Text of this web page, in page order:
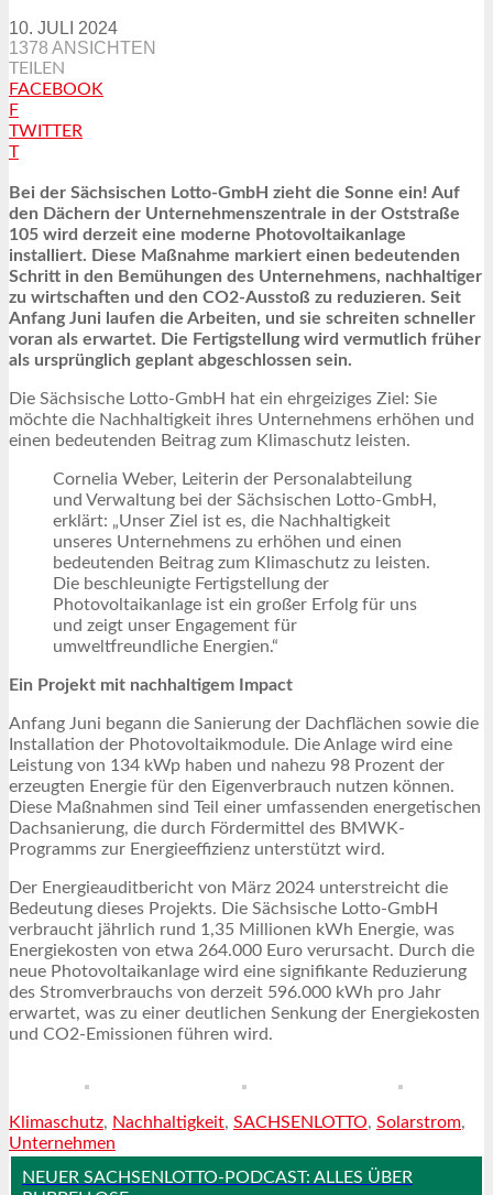
10. JULI 2024
1378 ANSICHTEN
TEILEN
FACEBOOK
F
TWITTER
T
Bei der Sächsischen Lotto-GmbH zieht die Sonne ein! Auf
den Dächern der Unternehmenszentrale in der Oststraße
105 wird derzeit eine moderne Photovoltaikanlage
installiert. Diese Maßnahme markiert einen bedeutenden
Schritt in den Bemühungen des Unternehmens, nachhaltiger
zu wirtschaften und den CO2-Ausstoß zu reduzieren. Seit
Anfang Juni laufen die Arbeiten, und sie schreiten schneller
voran als erwartet. Die Fertigstellung wird vermutlich früher
als ursprünglich geplant abgeschlossen sein.
Die Sächsische Lotto-GmbH hat ein ehrgeiziges Ziel: Sie
möchte die Nachhaltigkeit ihres Unternehmens erhöhen und
einen bedeutenden Beitrag zum Klimaschutz leisten.
Cornelia Weber, Leiterin der Personalabteilung
und Verwaltung bei der Sächsischen Lotto-GmbH,
erklärt: „Unser Ziel ist es, die Nachhaltigkeit
unseres Unternehmens zu erhöhen und einen
bedeutenden Beitrag zum Klimaschutz zu leisten.
Die beschleunigte Fertigstellung der
Photovoltaikanlage ist ein großer Erfolg für uns
und zeigt unser Engagement für
umweltfreundliche Energien.“
Ein Projekt mit nachhaltigem Impact
Anfang Juni begann die Sanierung der Dachflächen sowie die
Installation der Photovoltaikmodule. Die Anlage wird eine
Leistung von 134 kWp haben und nahezu 98 Prozent der
erzeugten Energie für den Eigenverbrauch nutzen können.
Diese Maßnahmen sind Teil einer umfassenden energetischen
Dachsanierung, die durch Fördermittel des BMWK-
Programms zur Energieeffizienz unterstützt wird.
Der Energieauditbericht von März 2024 unterstreicht die
Bedeutung dieses Projekts. Die Sächsische Lotto-GmbH
verbraucht jährlich rund 1,35 Millionen kWh Energie, was
Energiekosten von etwa 264.000 Euro verursacht. Durch die
neue Photovoltaikanlage wird eine signifikante Reduzierung
des Stromverbrauchs von derzeit 596.000 kWh pro Jahr
erwartet, was zu einer deutlichen Senkung der Energiekosten
und CO2-Emissionen führen wird.
Klimaschutz, Nachhaltigkeit, SACHSENLOTTO, Solarstrom,
Unternehmen
NEUER SACHSENLOTTO-PODCAST: ALLES ÜBER